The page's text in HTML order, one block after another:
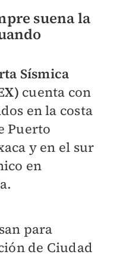
suena la
Sísmica
cuenta con
en la costa
Puerto
y en el sur
en
para
de Ciudad